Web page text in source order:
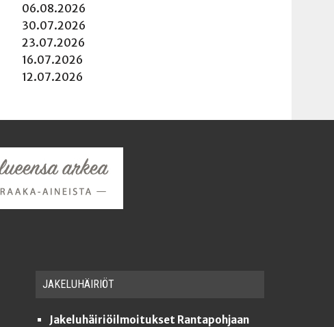
06.08.2026
30.07.2026
23.07.2026
16.07.2026
12.07.2026
JAKE­LU­HÄI­RIÖT
Jakeluhäiriöilmoitukset Rantapohjaan